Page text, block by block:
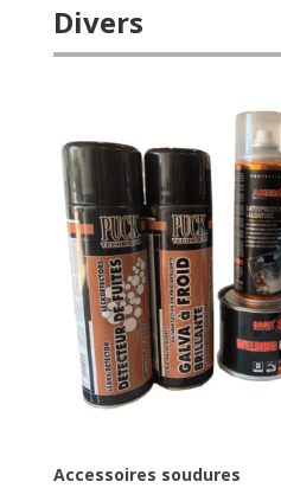
Divers
Accessoires soudures